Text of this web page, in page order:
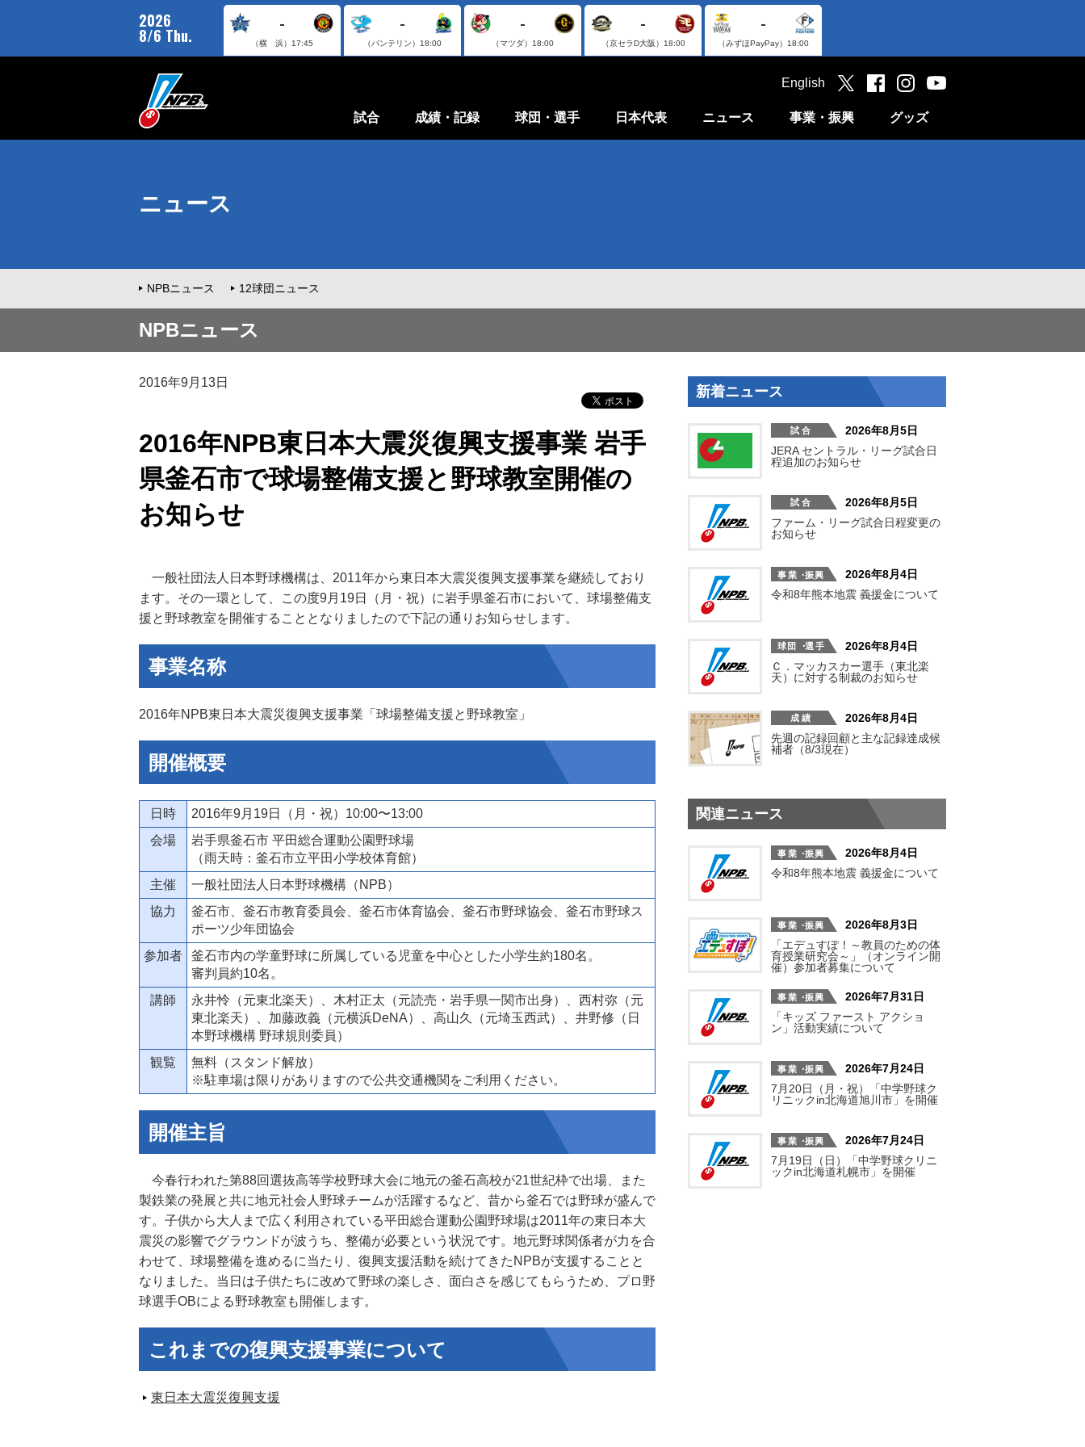
2026
8/6 Thu.
-
（横 浜） 17:45
-
（バンテリン） 18:00
-
（マツダ） 18:00
-
（京セラD大阪） 18:00
-
（みずほPayPay） 18:00
試合 成績・記録 球団・選手 日本代表 ニュース 事業・振興 グッズ
English
ニュース
NPBニュース 12球団ニュース
NPBニュース
2016年9月13日
2016年NPB東日本大震災復興支援事業 岩手
県釜石市で球場整備支援と野球教室開催の
お知らせ
一般社団法人日本野球機構は、2011年から東日本大震災復興支援事業を継続しており
ます。その一環として、この度9月19日（月・祝）に岩手県釜石市において、球場整備支
援と野球教室を開催することとなりましたので下記の通りお知らせします。
事業名称
2016年NPB東日本大震災復興支援事業「球場整備支援と野球教室」
開催概要
日時
2016年9月19日（月・祝）10:00〜13:00
会場
岩手県釜石市 平田総合運動公園野球場
（雨天時：釜石市立平田小学校体育館）
主催
一般社団法人日本野球機構（NPB）
協力
釜石市、釜石市教育委員会、釜石市体育協会、釜石市野球協会、釜石市野球ス
ポーツ少年団協会
参加者
釜石市内の学童野球に所属している児童を中心とした小学生約180名。
審判員約10名。
講師
永井怜（元東北楽天）、木村正太（元読売・岩手県一関市出身）、西村弥（元
東北楽天）、加藤政義（元横浜DeNA）、高山久（元埼玉西武）、井野修（日
本野球機構 野球規則委員）
観覧
無料（スタンド解放）
※駐車場は限りがありますので公共交通機関をご利用ください。
開催主旨
今春行われた第88回選抜高等学校野球大会に地元の釜石高校が21世紀枠で出場、また
製鉄業の発展と共に地元社会人野球チームが活躍するなど、昔から釜石では野球が盛んで
す。子供から大人まで広く利用されている平田総合運動公園野球場は2011年の東日本大
震災の影響でグラウンドが波うち、整備が必要という状況です。地元野球関係者が力を合
わせて、球場整備を進めるに当たり、復興支援活動を続けてきたNPBが支援することと
なりました。当日は子供たちに改めて野球の楽しさ、面白さを感じてもらうため、プロ野
球選手OBによる野球教室も開催します。
これまでの復興支援事業について
東日本大震災復興支援
新着ニュース
2026年8月5日
JERA セントラル・リーグ試合日
程追加のお知らせ
2026年8月5日
ファーム・リーグ試合日程変更の
お知らせ
2026年8月4日
令和8年熊本地震 義援金について
2026年8月4日
Ｃ．マッカスカー選手（東北楽
天）に対する制裁のお知らせ
2026年8月4日
先週の記録回顧と主な記録達成候
補者（8/3現在）
関連ニュース
2026年8月4日
令和8年熊本地震 義援金について
2026年8月3日
「エデュすぽ！～教員のための体
育授業研究会～」（オンライン開
催）参加者募集について
2026年7月31日
「キッズ ファースト アクショ
ン」活動実績について
2026年7月24日
7月20日（月・祝）「中学野球ク
リニックin北海道旭川市」を開催
2026年7月24日
7月19日（日）「中学野球クリニ
ックin北海道札幌市」を開催